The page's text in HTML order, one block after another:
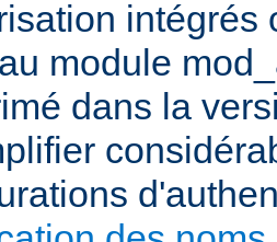
intégrés
module
dans la